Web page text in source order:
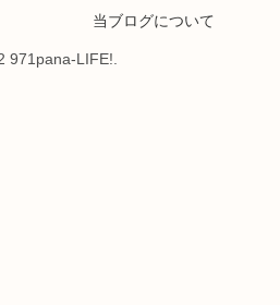
当ブログについて
971pana-LIFE!.